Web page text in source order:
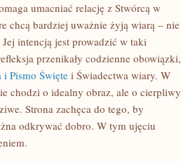
umacniać relację z Stwórcą w
chcą bardziej uważnie żyją wiarą – nie
intencją jest prowadzić w taki
przenikały codzienne obowiązki,
Pismo Święte i Świadectwa wiary. W
chodzi o idealny obraz, ale o cierpliwy
Strona zachęca do tego, by
odkrywać dobro. W tym ujęciu